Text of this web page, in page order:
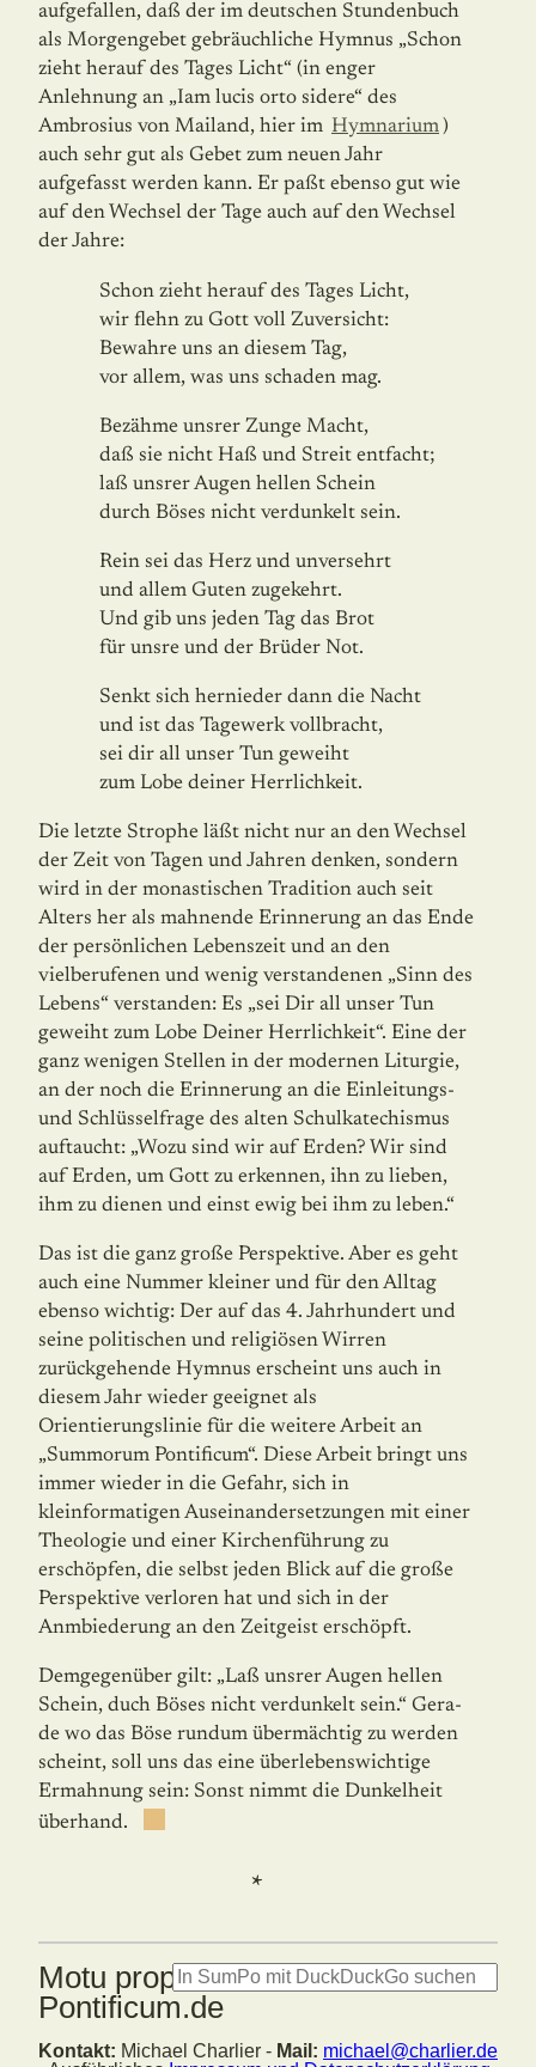
aufgefallen, daß der im deutschen Stundenbuch
als Morgengebet gebräuchliche Hymnus „Schon
zieht herauf des Tages Licht“ (in enger
Anlehnung an „Iam lucis orto sidere“ des
Ambrosius von Mailand, hier im Hymnarium )
auch sehr gut als Gebet zum neuen Jahr
aufgefasst werden kann. Er paßt ebenso gut wie
auf den Wechsel der Tage auch auf den Wechsel
der Jahre:
Schon zieht herauf des Tages Licht,
wir flehn zu Gott voll Zuversicht:
Bewahre uns an diesem Tag,
vor allem, was uns schaden mag.
Bezähme unsrer Zunge Macht,
daß sie nicht Haß und Streit entfacht;
laß unsrer Augen hellen Schein
durch Böses nicht verdunkelt sein.
Rein sei das Herz und unversehrt
und allem Guten zugekehrt.
Und gib uns jeden Tag das Brot
für unsre und der Brüder Not.
Senkt sich hernieder dann die Nacht
und ist das Tagewerk vollbracht,
sei dir all unser Tun geweiht
zum Lobe deiner Herrlichkeit.
Die letzte Strophe läßt nicht nur an den Wechsel
der Zeit von Tagen und Jahren denken, sondern
wird in der monastischen Tradition auch seit
Alters her als mahnende Erin­ne­rung an das Ende
der persönlichen Lebenszeit und an den
vielberufenen und wenig verstandenen „Sinn des
Lebens“ verstanden: Es „sei Dir all unser Tun
geweiht zum Lobe Deiner Herrlichkeit“. Eine der
ganz wenigen Stellen in der modernen Liturgie,
an der noch die Erinnerung an die Einleitungs-
und Schlüsselfrage des alten Schulkatechismus
auftaucht: „Wozu sind wir auf Erden? Wir sind
auf Erden, um Gott zu erkennen, ihn zu lieben,
ihm zu dienen und einst ewig bei ihm zu leben.“
Das ist die ganz große Perspektive. Aber es geht
auch eine Nummer kleiner und für den Alltag
ebenso wichtig: Der auf das 4. Jahrhundert und
seine politischen und religiösen Wirren
zurückgehende Hymnus erscheint uns auch in
diesem Jahr wieder geeignet als
Orientierungslinie für die weitere Arbeit an
„Summorum Pontificum“. Diese Arbeit bringt uns
immer wieder in die Gefahr, sich in
kleinformatigen Auseinandersetzungen mit einer
Theologie und einer Kirchenführung zu
erschöpfen, die selbst jeden Blick auf die große
Perspektive verloren hat und sich in der
Anmbiederung an den Zeitgeist erschöpft.
Demgegenüber gilt: „Laß unsrer Augen hellen
Schein, duch Böses nicht verdunkelt sein.“ Gera­
de wo das Böse rundum übermächtig zu werden
scheint, soll uns das eine überle­bens­wich­tige
Ermahnung sein: Sonst nimmt die Dunkelheit
überhand.
*
Motu proprio: Summorum
Pontificum.de
Kontakt: Michael Charlier - Mail: michael@charlier.de